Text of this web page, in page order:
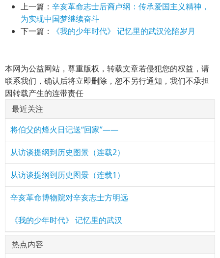
上一篇： 辛亥革命志士后裔卢纲：传承爱国主义精神，
为实现中国梦继续奋斗
下一篇：
《我的少年时代》 记忆里的武汉沦陷岁月
本网为公益网站，尊重版权，转载文章若侵犯您的权益，请
联系我们，确认后将立即删除，恕不另行通知，我们不承担
因转载产生的连带责任
最近关注
将伯父的烽火日记送“回家”——
从访谈提纲到历史图景（连载2）
从访谈提纲到历史图景（连载1）
辛亥革命博物院对辛亥志士方明远
《我的少年时代》 记忆里的武汉
热点内容